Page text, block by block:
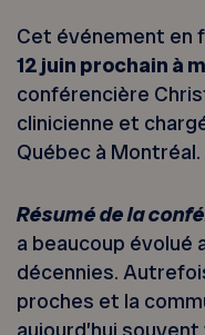
Cet événement en
12 juin prochain à
conférencière
clinicienne et
Québec à Montréal.
Résumé de la
a beaucoup évolué
décennies.
proches et la